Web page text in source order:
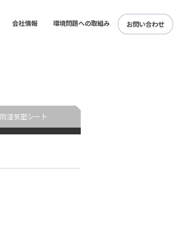
会社情報 環境問題への取組み お問い合わせ
防湿気密シート